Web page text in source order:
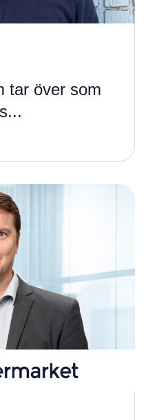
tar över som